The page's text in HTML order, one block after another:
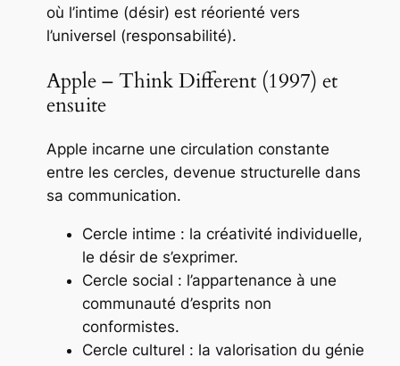
où l’intime (désir) est réorienté vers
l’universel (responsabilité).
Apple – Think Different (1997) et
ensuite
Apple incarne une circulation constante
entre les cercles, devenue structurelle dans
sa communication.
Cercle intime : la créativité individuelle,
le désir de s’exprimer.
Cercle social : l’appartenance à une
communauté d’esprits non
conformistes.
Cercle culturel : la valorisation du génie